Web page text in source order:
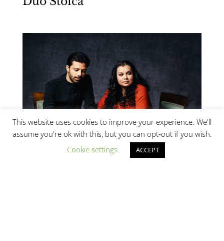
This website uses cookies to improve your experience. We'll
assume you're ok with this, but you can opt-out if you wish.
Cookie settings
ACCEPT